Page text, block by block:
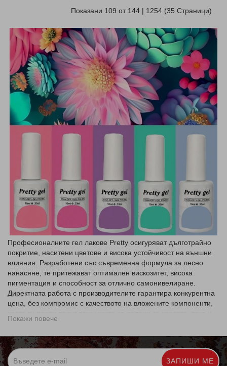
Показани 109 от 144 | 1254 (35 Страници)
Професионалните гел лакове Pretty осигуряват дълготрайно
покритие, наситени цветове и висока устойчивост на външни
влияния. Разработени със съвременна формула за лесно
нанасяне, те притежават оптимален вискозитет, висока
пигментация и способност за отлично самонивелиране.
Директната работа с производителите гарантира конкурентна
цена, без компромис с качеството на вложените компоненти,
за домашна употреба.
Основни предимства и характеристики на гел лак Pretty:
Безопасна формула без съдържание на TPO
(Trimethylbenzoyl Diphenylphosphine Oxide) в
Покажи повече
ЗАПИШИ МЕ